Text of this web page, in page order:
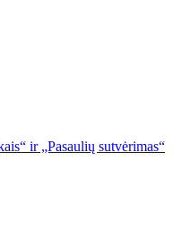
ir „Pasaulių sutvėrimas“